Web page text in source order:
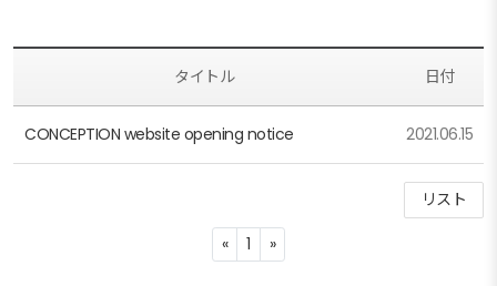
タイトル 日付
CONCEPTION website opening notice 2021.06.15
リスト
«Previous
1 »Next